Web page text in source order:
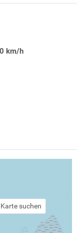
km/h
suchen